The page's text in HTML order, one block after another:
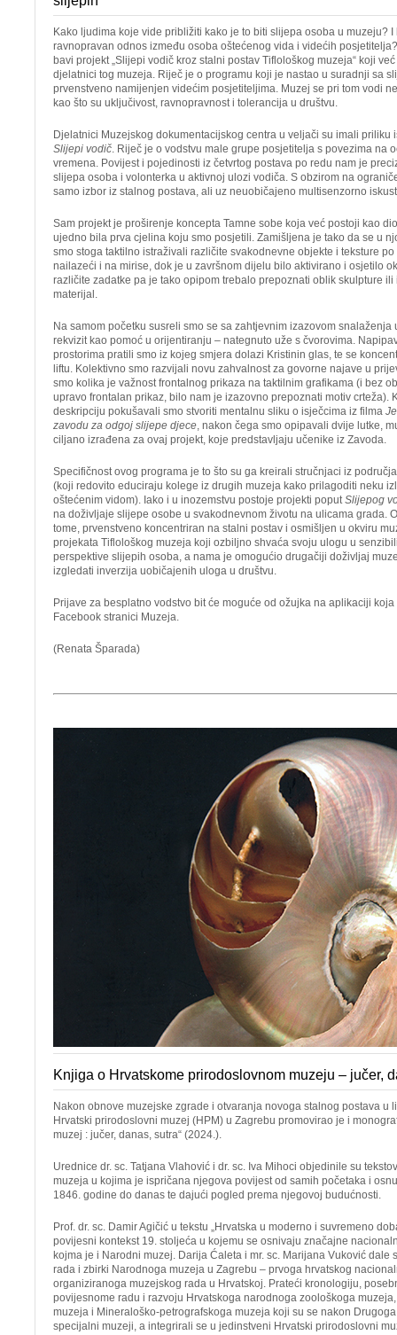
Kako ljudima koje vide približiti kako je to biti slijepa osoba u muzeju?
ravnopravan odnos između osoba oštećenog vida i videćih
bavi projekt „Slijepi vodič kroz stalni postav Tiflološkog muzeja“ koji
djelatnici tog muzeja. Riječ je o programu koji je nastao u suradnji sa
prvenstveno namijenjen videćim posjetiteljima. Muzej se pri tom vodi
kao što su uključivost, ravnopravnost i tolerancija u društvu.
Djelatnici Muzejskog dokumentacijskog centra u veljači su imali priliku
Slijepi vodič. Riječ je o vodstvu male grupe posjetitelja s povezima na
vremena. Povijest i pojedinosti iz četvrtog postava po redu nam je
slijepa osoba i volonterka u aktivnoj ulozi vodiča. S obzirom na
samo izbor iz stalnog postava, ali uz neuobičajeno multisenzorno
Sam projekt je proširenje koncepta Tamne sobe koja već postoji kao
ujedno bila prva cjelina koju smo posjetili. Zamišljena je tako da se u
smo stoga taktilno istraživali različite svakodnevne objekte i teksture
nailazeći i na mirise, dok je u završnom dijelu bilo aktivirano i osjetilo
različite zadatke pa je tako opipom trebalo prepoznati oblik skulpture
materijal.
Na samom početku susreli smo se sa zahtjevnim izazovom snalaženja
rekvizit kao pomoć u orijentiranju – nategnuto uže s čvorovima.
prostorima pratili smo iz kojeg smjera dolazi Kristinin glas, te se
liftu. Kolektivno smo razvijali novu zahvalnost za govorne najave u
smo kolika je važnost frontalnog prikaza na taktilnim grafikama (i bez
upravo frontalan prikaz, bilo nam je izazovno prepoznati motiv crteža).
deskripciju pokušavali smo stvoriti mentalnu sliku o isječcima iz filma
zavodu za odgoj slijepe djece, nakon čega smo opipavali dvije lutke,
ciljano izrađena za ovaj projekt, koje predstavljaju učenike iz Zavoda.
Specifičnost ovog programa je to što su ga kreirali stručnjaci iz
(koji redovito educiraju kolege iz drugih muzeja kako prilagoditi neku
oštećenim vidom). Iako i u inozemstvu postoje projekti poputSlijepog
na doživljaje slijepe osobe u svakodnevnom životu na ulicama grada.
tome, prvenstveno koncentriran na stalni postav i osmišljen u okviru
projekata Tiflološkog muzeja koji ozbiljno shvaća svoju ulogu u
perspektive slijepih osoba, a nama je omogućio drugačiji doživljaj
izgledati inverzija uobičajenih uloga u društvu.
Prijave za besplatno vodstvo bit će moguće od ožujka na aplikaciji
Facebook stranici Muzeja.
(Renata Šparada)
Knjiga o Hrvatskome prirodoslovnom muzeju – jučer,
Nakon obnove muzejske zgrade i otvaranja novoga stalnog postava u
Hrvatski prirodoslovni muzej (HPM) u Zagrebu promovirao je i
muzej : jučer, danas, sutra“ (2024.).
Urednice dr. sc. Tatjana Vlahović i dr. sc. Iva Mihoci objedinile su
muzeja u kojima je ispričana njegova povijest od samih početaka i
1846. godine do danas te dajući pogled prema njegovoj budućnosti.
Prof. dr. sc. Damir Agičić u tekstu „Hrvatska u moderno i suvremeno
povijesni kontekst 19. stoljeća u kojemu se osnivaju značajne
kojma je i Narodni muzej. Darija Ćaleta i mr. sc. Marijana Vuković dale
rada i zbirki Narodnoga muzeja u Zagrebu – prvoga hrvatskog
organiziranoga muzejskog rada u Hrvatskoj. Prateći kronologiju,
povijesnome radu i razvoju Hrvatskoga narodnoga zoološkoga
muzeja i Mineraloško-petrografskoga muzeja koji su se nakon
specijalni muzeji, a integrirali se u jedinstveni Hrvatski prirodoslovni